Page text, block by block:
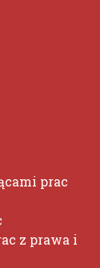
prac
z prawa i